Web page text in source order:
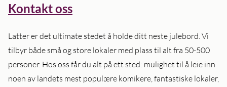
Kontakt oss
Latter er det ultimate stedet å holde ditt neste julebord. Vi
tilbyr både små og store lokaler med plass til alt fra 50-500
personer. Hos oss får du alt på ett sted: mulighet til å leie inn
noen av landets mest populære komikere, fantastiske lokaler,